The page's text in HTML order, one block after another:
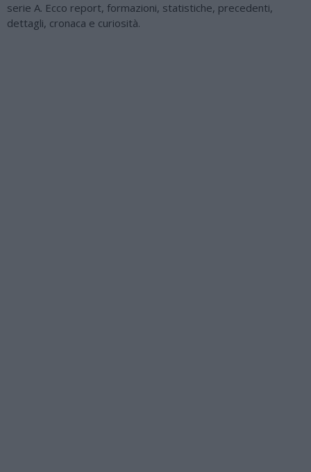
serie A. Ecco report, formazioni, statistiche, precedenti,
dettagli, cronaca e curiosità.